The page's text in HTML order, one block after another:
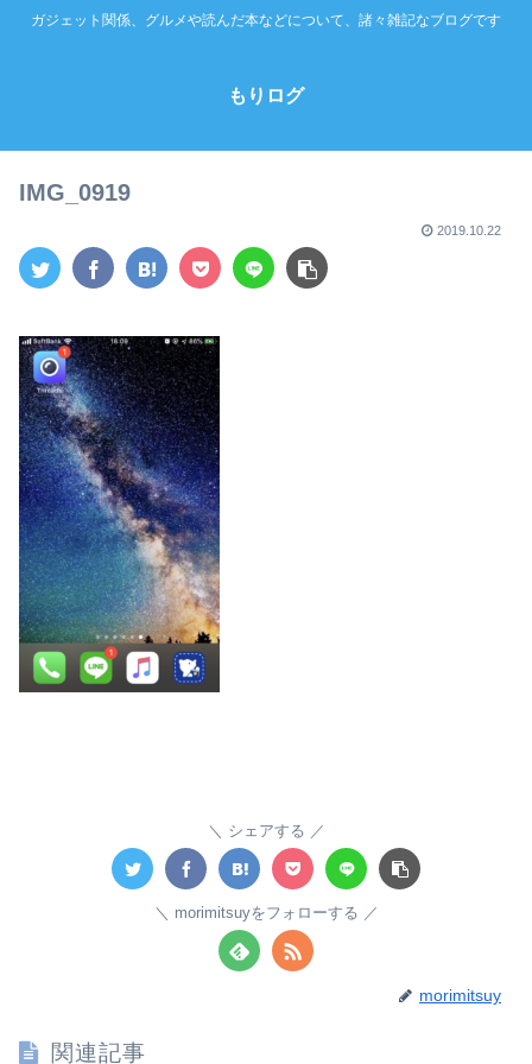
ガジェット関係、グルメや読んだ本などについて、諸々雑記なブログです
もりログ
IMG_0919
2019.10.22
シェアする
morimitsuyをフォローする
morimitsuy
関連記事